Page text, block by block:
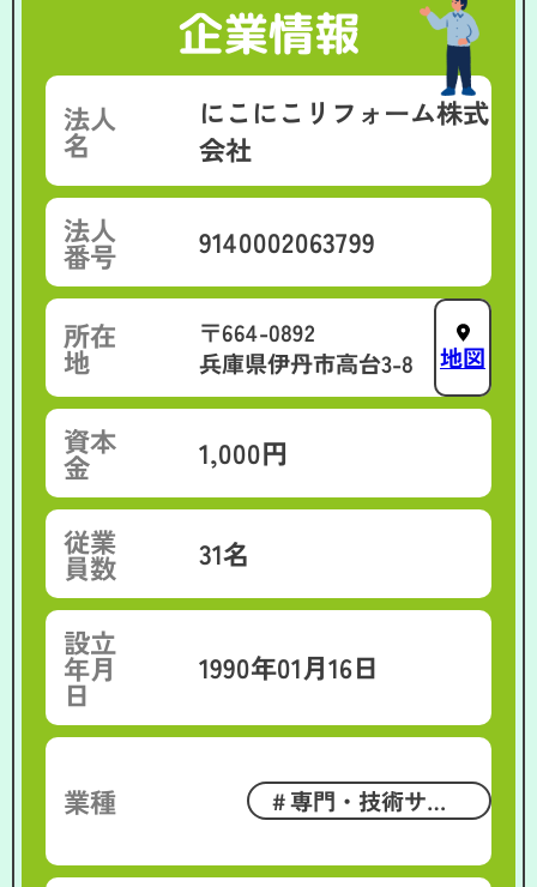
企業情報
法人
名
にこにこリフォーム株式
会社
法人
番号 9140002063799
所在
地
〒664-0892
兵庫県伊丹市高台3-8
地図
資本
金 1,000円
従業
員数 31名
設立
年月
日
1990年01月16日
業種
専門・技術サー